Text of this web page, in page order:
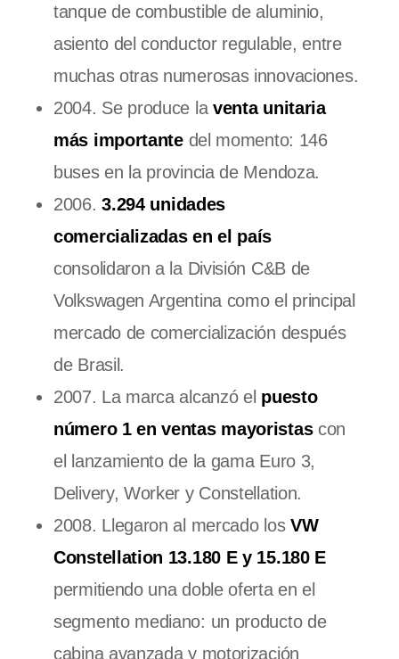
tanque de combustible de aluminio,
asiento del conductor regulable, entre
muchas otras numerosas innovaciones.
2004. Se produce laventa unitaria
más importantedel momento: 146
buses en la provincia de Mendoza.
2006.3.294 unidades
comercializadas en el país
consolidaron a la División C&B de
Volkswagen Argentina como el principal
mercado de comercialización después
de Brasil.
2007. La marca alcanzó el puesto
número 1 en ventas mayoristascon
el lanzamiento de la gama Euro 3,
Delivery, Worker y Constellation.
2008. Llegaron al mercado los VW
Constellation 13.180 E y 15.180 E
permitiendo una doble oferta en el
segmento mediano: un producto de
cabina avanzada y motorización